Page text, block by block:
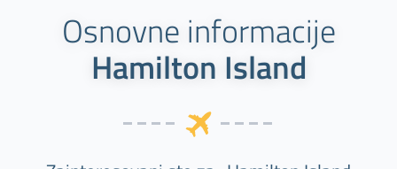
Osnovne informacije
Hamilton Island